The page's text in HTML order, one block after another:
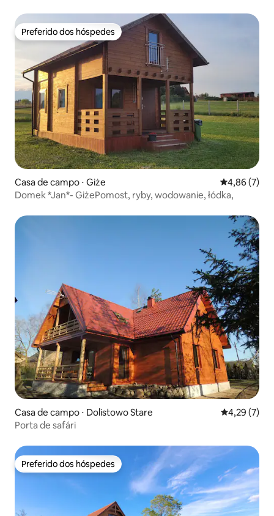
Preferido dos hóspedes
Preferido dos hóspedes
Casa de campo ⋅ Giże 4,86 de uma
4,86 (7)
Domek *Jan*- GiżePomost, ryby, wodowanie, łódka,
Casa de campo ⋅ Dolistowo Stare 4,29 de
4,29 (7)
Porta de safári
Preferido dos hóspedes
Preferido dos hóspedes